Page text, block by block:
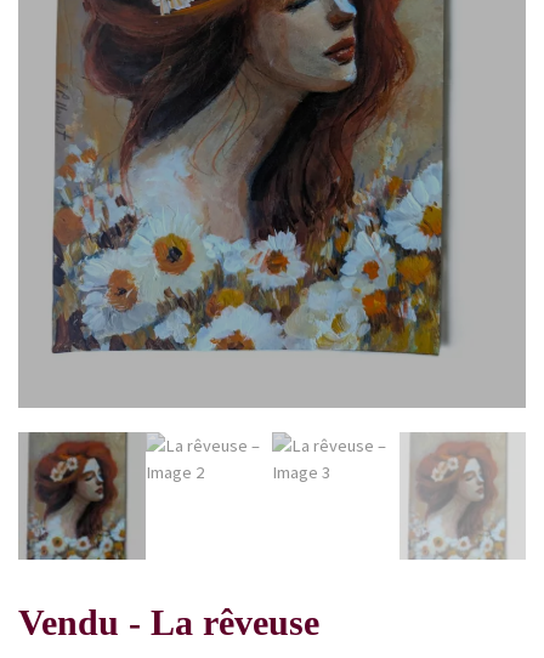
Vendu - La rêveuse